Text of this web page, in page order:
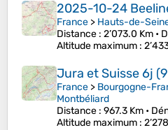
2025-10-24
France > Hauts-de-
Distance : 2’073.0 Km •
Altitude maximum :
Jura et Suisse 6j
France > Bourgogne-
Montbéliard
Distance : 967.3 Km •
Altitude maximum :